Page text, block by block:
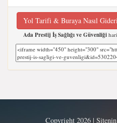
Yol Tarifi & Buraya Nasıl
Ada Prestij İş Sağlığı ve Güvenliği
Copyright 2026 | Sitenin